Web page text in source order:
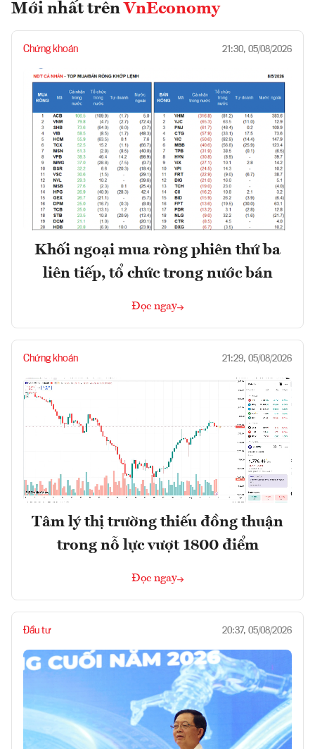
Mới nhất trên VnEconomy
Chứng khoán 21:30, 05/08/2026
Khối ngoại mua ròng phiên thứ ba
liên tiếp, tổ chức trong nước bán
Đọc ngay
Chứng khoán 21:29, 05/08/2026
Tâm lý thị trường thiếu đồng thuận
trong nỗ lực vượt 1800 điểm
Đọc ngay
Đầu tư 20:37, 05/08/2026